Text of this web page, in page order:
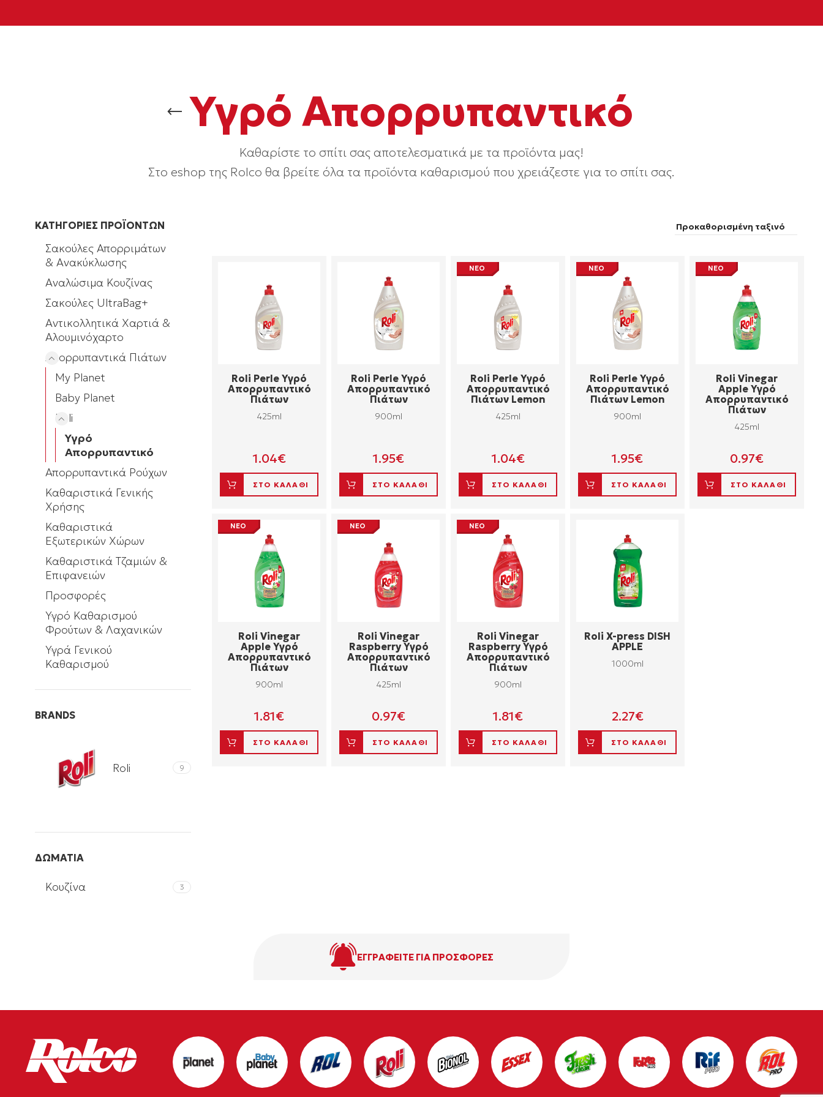
Υγρό Απορρυπαντικό
Καθαρίστε το σπίτι σας αποτελεσματικά με τα προϊόντα μας!
Στο eshop της Rolco θα βρείτε όλα τα προϊόντα καθαρισμού που χρειάζεστε για το σπίτι σας.
ΚΑΤΗΓΟΡΙΕΣ ΠΡΟΪΟΝΤΩΝ
Σακούλες Απορριμάτων
& Ανακύκλωσης
Αναλώσιμα Κουζίνας
Σακούλες UltraBag+
Αντικολλητικά Χαρτιά &
Αλουμινόχαρτο
Απορρυπαντικά Πιάτων
My Planet
Baby Planet
Roli
Υγρό
Απορρυπαντικό
Απορρυπαντικά Ρούχων
Καθαριστικά Γενικής
Χρήσης
Καθαριστικά
Εξωτερικών Χώρων
Καθαριστικά Τζαμιών &
Επιφανειών
Προσφορές
Υγρό Καθαρισμού
Φρούτων & Λαχανικών
Υγρά Γενικού
Καθαρισμού
BRANDS
Roli 9
ΔΩΜΑΤΙΑ
Κουζίνα 3
Roli Perle Yγρό
Aπορρυπαντικό
Πιάτων
425ml
1.04€
ΣΤΟ ΚΑΛΑΘΙ
Roli Perle Yγρό
Aπορρυπαντικό
Πιάτων
900ml
1.95€
ΣΤΟ ΚΑΛΑΘΙ
ΝΕΟ
Roli Perle Yγρό
Aπορρυπαντικό
Πιάτων Lemon
425ml
1.04€
ΣΤΟ ΚΑΛΑΘΙ
ΝΕΟ
Roli Perle Yγρό
Aπορρυπαντικό
Πιάτων Lemon
900ml
1.95€
ΣΤΟ ΚΑΛΑΘΙ
ΝΕΟ
Roli Vinegar
Apple Yγρό
Aπορρυπαντικό
Πιάτων
425ml
0.97€
ΣΤΟ ΚΑΛΑΘΙ
ΝΕΟ
Roli Vinegar
Apple Yγρό
Aπορρυπαντικό
Πιάτων
900ml
1.81€
ΣΤΟ ΚΑΛΑΘΙ
ΝΕΟ
Roli Vinegar
Raspberry Yγρό
Aπορρυπαντικό
Πιάτων
425ml
0.97€
ΣΤΟ ΚΑΛΑΘΙ
ΝΕΟ
Roli Vinegar
Raspberry Yγρό
Aπορρυπαντικό
Πιάτων
900ml
1.81€
ΣΤΟ ΚΑΛΑΘΙ
Roli X-press DISH
APPLE
1000ml
2.27€
ΣΤΟ ΚΑΛΑΘΙ
ΕΓΓΡΑΦΕΙΤΕ ΓΙΑ ΠΡΟΣΦΟΡΕΣ